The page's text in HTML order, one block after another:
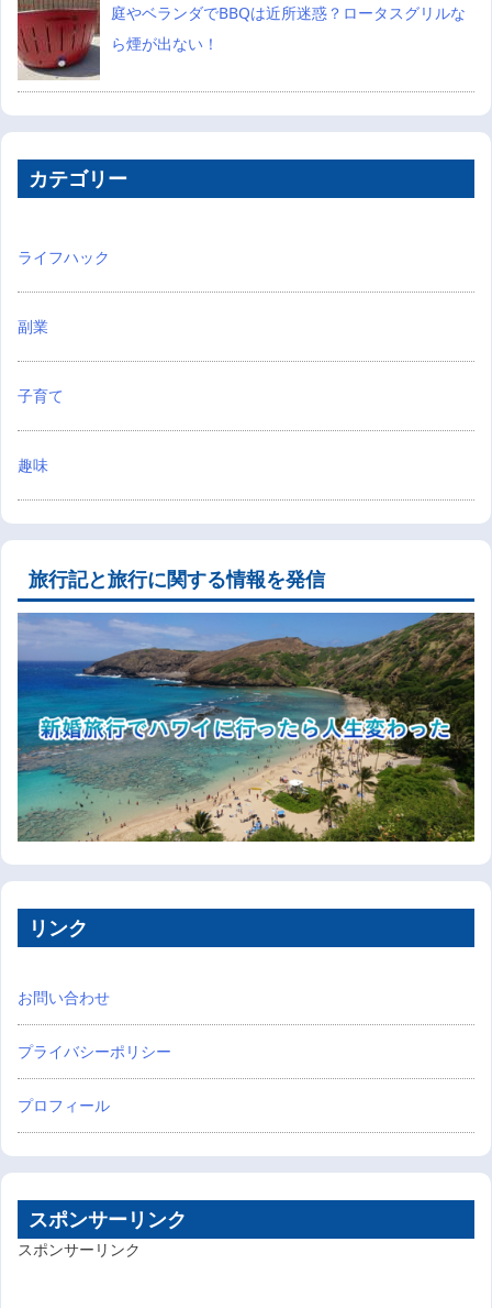
庭やベランダでBBQは近所迷惑？ロータスグリルな
ら煙が出ない！
カテゴリー
ライフハック
副業
子育て
趣味
旅行記と旅行に関する情報を発信
リンク
お問い合わせ
プライバシーポリシー
プロフィール
スポンサーリンク
スポンサーリンク